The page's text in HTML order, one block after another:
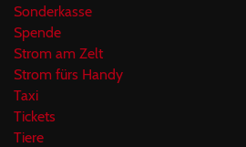
Sonderkasse
Spende
Strom am Zelt
Strom fürs Handy
Taxi
Tickets
Tiere